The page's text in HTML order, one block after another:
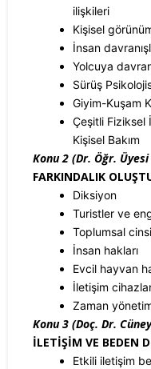
ilişkileri
Kişisel
İnsan
Yolcuya
Sürüş
Giyim-Kuşam
Çeşitli Fiziksel
Kişisel Bakım
Konu 2 (Dr. Öğr. Üyesi
FARKINDALIK
Diksiyon
Turistler ve
Toplumsal
İnsan hakları
Evcil hayvan
İletişim
Zaman
Konu 3 (Doç. Dr.
İLETİŞİM VE BEDEN
Etkili iletişim